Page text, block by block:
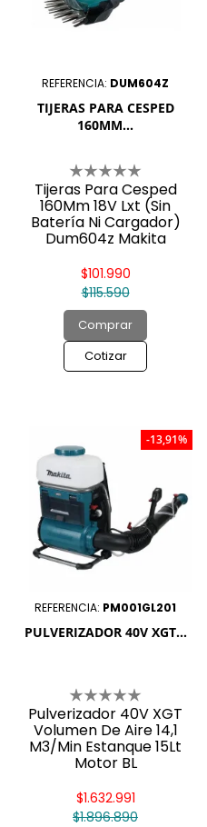
REFERENCIA: DUM604Z
TIJERAS PARA CESPED
160MM...
Tijeras Para Cesped
160Mm 18V Lxt (Sin
Batería Ni Cargador)
Dum604z Makita
$115.590
$101.990
Comprar
Cotizar
REFERENCIA: PM001GL201
PULVERIZADOR 40V XGT...
Pulverizador 40V XGT
Volumen De Aire 14,1
M3/Min Estanque 15Lt
Motor BL
Li-Ion 2.5Ah+Cargador
$1.896.890
$1.632.991
-13,91%